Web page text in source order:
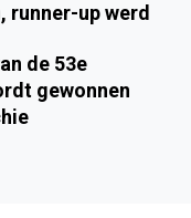
runner-up werd
de 53e
gewonnen